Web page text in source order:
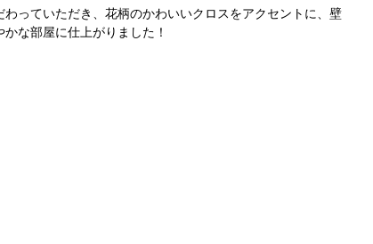
っていただき、花柄のかわいいクロスをアクセントに、壁
な部屋に仕上がりました！